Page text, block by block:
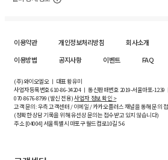
이용약관 개인정보처리방침 회사소개
이용방법
공지사항 이벤트 FAQ
(주)와이오엘오 ㅣ 대표 황유미
사업자등록번호610-86-34204ㅣ 통신판매번호 2019-서울마포-1239
070-8676-8799 (발신 전용)사업자 정보 확인 >
고객 문의: 우측 고객센터 / 이메일 / 카카오플러스 채널을 통해 문의
(정확한 상담 기록을 위해 유선상 문의는 접수받고 있지 않습니다)
주소 [04004] 서울특별시 마포구 월드컵로10길5-6